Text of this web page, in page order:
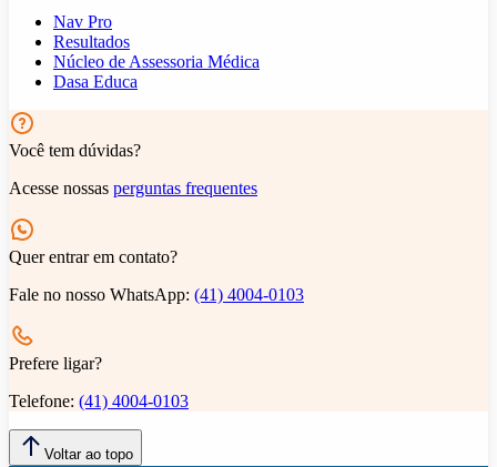
Nav Pro
Resultados
Núcleo de Assessoria Médica
Dasa Educa
Você tem dúvidas?
Acesse nossas perguntas frequentes
Quer entrar em contato?
Fale no nosso WhatsApp: (41) 4004-0103
Prefere ligar?
Telefone: (41) 4004-0103
Voltar ao topo